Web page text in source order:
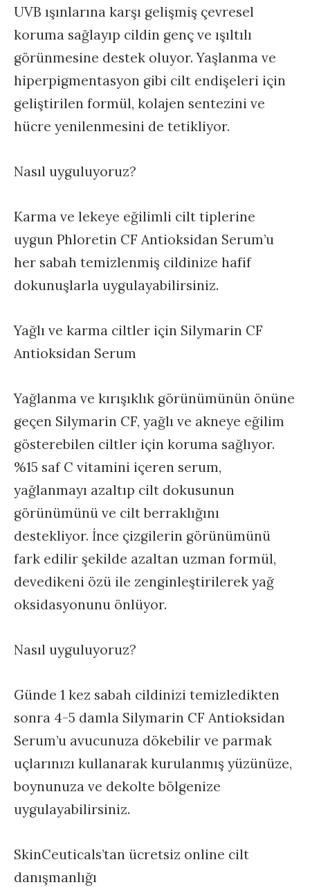
UVB ışınlarına karşı gelişmiş çevresel
koruma sağlayıp cildin genç ve ışıltılı
görünmesine destek oluyor. Yaşlanma ve
hiperpigmentasyon gibi cilt endişeleri için
geliştirilen formül, kolajen sentezini ve
hücre yenilenmesini de tetikliyor.
Nasıl uyguluyoruz?
Karma ve lekeye eğilimli cilt tiplerine
uygun Phloretin CF Antioksidan Serum’u
her sabah temizlenmiş cildinize hafif
dokunuşlarla uygulayabilirsiniz.
Yağlı ve karma ciltler için Silymarin CF
Antioksidan Serum
Yağlanma ve kırışıklık görünümünün önüne
geçen Silymarin CF, yağlı ve akneye eğilim
gösterebilen ciltler için koruma sağlıyor.
%15 saf C vitamini içeren serum,
yağlanmayı azaltıp cilt dokusunun
görünümünü ve cilt berraklığını
destekliyor. İnce çizgilerin görünümünü
fark edilir şekilde azaltan uzman formül,
devedikeni özü ile zenginleştirilerek yağ
oksidasyonunu önlüyor.
Nasıl uyguluyoruz?
Günde 1 kez sabah cildinizi temizledikten
sonra 4-5 damla Silymarin CF Antioksidan
Serum’u avucunuza dökebilir ve parmak
uçlarınızı kullanarak kurulanmış yüzünüze,
boynunuza ve dekolte bölgenize
uygulayabilirsiniz.
SkinCeuticals’tan ücretsiz online cilt
danışmanlığı